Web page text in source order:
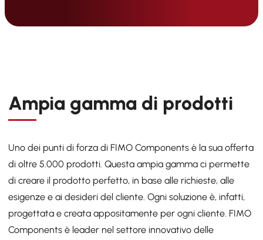
Ampia gamma di prodotti
Uno dei punti di forza di FIMO Components è la sua offerta
di oltre 5.000 prodotti. Questa ampia gamma ci permette
di creare il prodotto perfetto, in base alle richieste, alle
esigenze e ai desideri del cliente. Ogni soluzione è, infatti,
progettata e creata appositamente per ogni cliente. FIMO
Components è leader nel settore innovativo delle